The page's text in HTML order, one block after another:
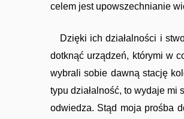
celem jest upowszechnianie
Dzięki ich działalności i
dotknąć urządzeń, którymi w
wybrali sobie dawną stację
typu działalność, to wydaje mi
odwiedza. Stąd moja prośba
Imprezy masowe